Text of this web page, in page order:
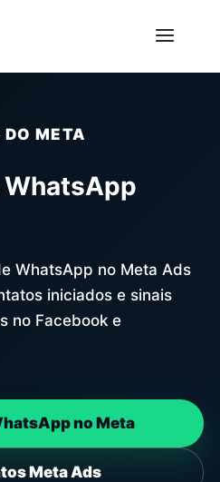
META
WhatsApp no Meta Ads
iniciados e sinais
no Facebook e
no Meta
Meta Ads